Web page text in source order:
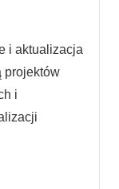
i aktualizacja
projektów
i